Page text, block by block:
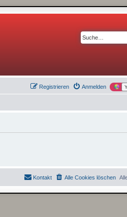
Anmelden
Registrieren
Alle Cookies löschen
Kontakt